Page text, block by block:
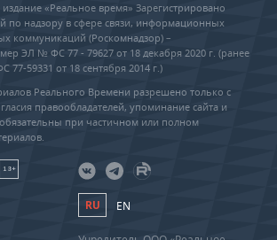
«Реальное время» Зарегистрировано
по надзору в сфере связи, информационных
коммуникаций (Роскомнадзор) –
ЭЛ № ФС 77 - 79627 от 18 декабря 2020 г. (ранее
77-59331 от 18 сентября 2014 г.)
Реального Времени разрешено только с
правообладателей, упоминание сайта и
при частичном или полном
18+
RU EN